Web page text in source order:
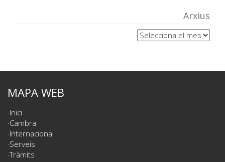
Arxius
Arxius
MAPA WEB
Inici
Cambra
Internacional
Serveis
Tràmits